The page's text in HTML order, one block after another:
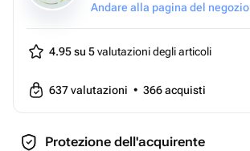
Andare alla pagina del negozio
4.95 su 5valutazioni degli articoli
637valutazioni • 366acquisti
Protezione dell'acquirente